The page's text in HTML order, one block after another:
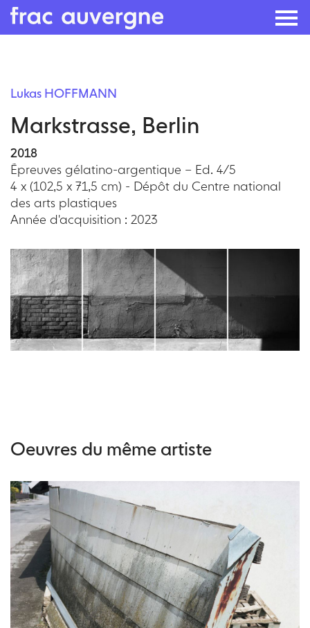
content
Lukas HOFFMANN
Markstrasse, Berlin
2018
Épreuves gélatino-argentique – Ed. 4/5
4 x (102,5 x 71,5 cm) - Dépôt du Centre national
des arts plastiques
Année d'acquisition : 2023
Oeuvres du même artiste